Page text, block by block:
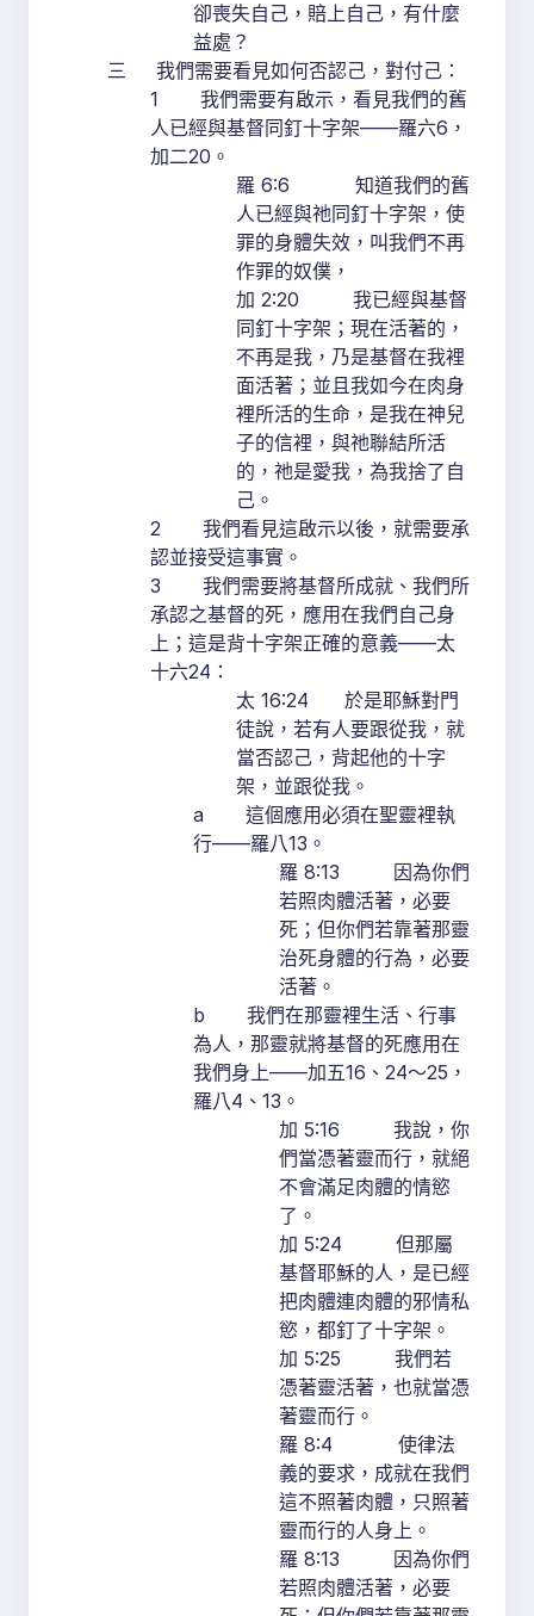
卻喪失自己，賠上自己，有什麼
益處？
三 我們需要看見如何否認己，對付己：
1 我們需要有啟示，看見我們的舊
人已經與基督同釘十字架——羅六6，
加二20。
羅 6:6 知道我們的舊
人已經與祂同釘十字架，使
罪的身體失效，叫我們不再
作罪的奴僕，
加 2:20 我已經與基督
同釘十字架；現在活著的，
不再是我，乃是基督在我裡
面活著；並且我如今在肉身
裡所活的生命，是我在神兒
子的信裡，與祂聯結所活
的，祂是愛我，為我捨了自
己。
2 我們看見這啟示以後，就需要承
認並接受這事實。
3 我們需要將基督所成就、我們所
承認之基督的死，應用在我們自己身
上；這是背十字架正確的意義——太
十六24：
太 16:24 於是耶穌對門
徒說，若有人要跟從我，就
當否認己，背起他的十字
架，並跟從我。
a 這個應用必須在聖靈裡執
行——羅八13。
羅 8:13 因為你們
若照肉體活著，必要
死；但你們若靠著那靈
治死身體的行為，必要
活著。
b 我們在那靈裡生活、行事
為人，那靈就將基督的死應用在
我們身上——加五16、24～25，
羅八4、13。
加 5:16 我說，你
們當憑著靈而行，就絕
不會滿足肉體的情慾
了。
加 5:24 但那屬
基督耶穌的人，是已經
把肉體連肉體的邪情私
慾，都釘了十字架。
加 5:25 我們若
憑著靈活著，也就當憑
著靈而行。
羅 8:4 使律法
義的要求，成就在我們
這不照著肉體，只照著
靈而行的人身上。
羅 8:13 因為你們
若照肉體活著，必要